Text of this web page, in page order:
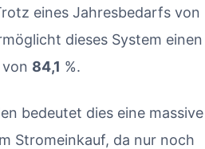
eines Jahresbedarfs von
dieses System einen
84,1 %.
bedeutet dies eine massive
Stromeinkauf, da nur noch